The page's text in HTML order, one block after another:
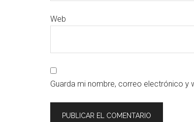
Web
Guarda mi nombre, correo electrónico y